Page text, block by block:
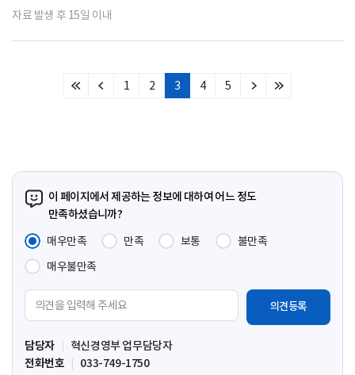
자료 발생 후 15일 이내
처
이
1 2 3 4 5
다
마
이 페이지에서 제공하는 정보에 대하여 어느 정도
만족하셨습니까?
매우만족
만족 보통
불만족
매우불만족
견
입
력
담당자
혁신경영부 업무담당자
전화번호
033-749-1750